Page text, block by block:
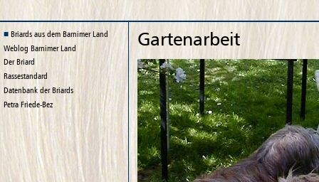
Briards aus dem Barnimer Land
Weblog Barnimer Land
Der Briard
Rassestandard
Datenbank der Briards
Petra Friede-Bez
Gartenarbeit